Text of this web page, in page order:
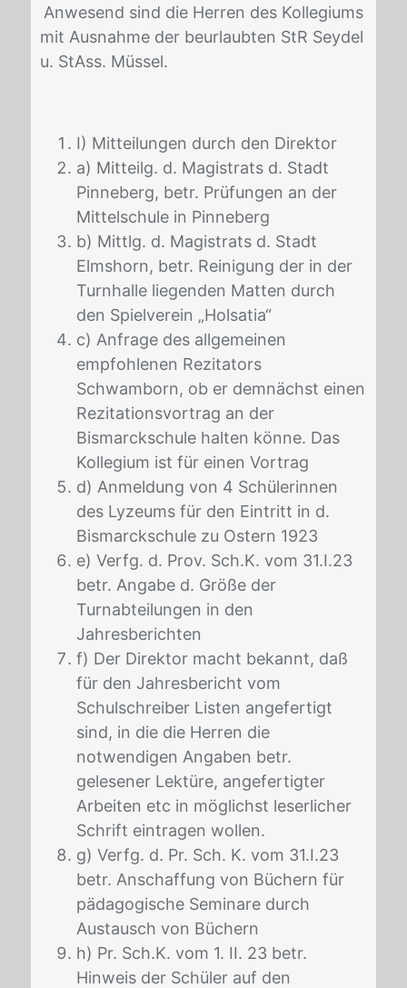
An­we­send sind die Her­ren des Kol­le­gi­ums
mit Aus­nah­me der be­ur­laub­ten StR Sey­del
u. StAss. Müs­sel.
I) Mitteilungen durch den Direktor
a) Mitteilg. d. Magistrats d. Stadt
Pinneberg, betr. Prüfungen an der
Mittelschule in Pinneberg
b) Mittlg. d. Magistrats d. Stadt
Elmshorn, betr. Reinigung der in der
Turnhalle liegenden Matten durch
den Spielverein „Holsatia“
c) Anfrage des allgemeinen
empfohlenen Rezitators
Schwamborn, ob er demnächst einen
Rezitationsvortrag an der
Bismarckschule halten könne. Das
Kollegium ist für einen Vortrag
d) Anmeldung von 4 Schülerinnen
des Lyzeums für den Eintritt in d.
Bismarckschule zu Ostern 1923
e) Verfg. d. Prov. Sch.K. vom 31.I.23
betr. Angabe d. Größe der
Turnabteilungen in den
Jahresberichten
f) Der Direktor macht bekannt, daß
für den Jahresbericht vom
Schulschreiber Listen angefertigt
sind, in die die Herren die
notwendigen Angaben betr.
gelesener Lektüre, angefertigter
Arbeiten etc in möglichst leserlicher
Schrift eintragen wollen.
g) Verfg. d. Pr. Sch. K. vom 31.I.23
betr. Anschaffung von Büchern für
pädagogische Seminare durch
Austausch von Büchern
h) Pr. Sch.K. vom 1. II. 23 betr.
Hinweis der Schüler auf den